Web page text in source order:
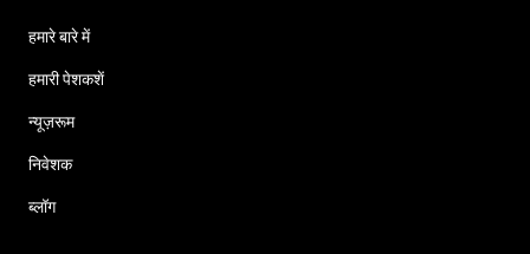
हमारे बारे में
हमारी पेशकशें
न्यूज़रूम
निवेशक
ब्लॉग